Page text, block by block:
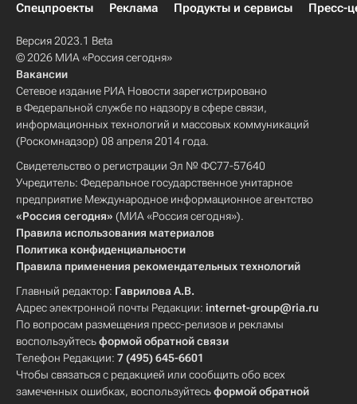
Спецпроекты
Реклама Продукты и сервисы Пресс-
Версия 2023.1 Beta
© 2026 МИА «Россия сегодня»
Вакансии
Сетевое издание РИА Новости зарегистрировано
в Федеральной службе по надзору в сфере связи,
информационных технологий и массовых коммуникаций
(Роскомнадзор) 08 апреля 2014 года.
Свидетельство о регистрации Эл № ФС77-57640
Учредитель: Федеральное государственное унитарное
предприятие Международное информационное агентство
«Россия сегодня» (МИА «Россия сегодня»).
Правила использования материалов
Политика конфиденциальности
Правила применения рекомендательных технологий
Главный редактор: Гаврилова А.В.
Адрес электронной почты Редакции: internet-group@ria.ru
По вопросам размещения пресс-релизов и рекламы
воспользуйтесьформой обратной связи
Телефон Редакции: 7 (495) 645-6601
Чтобы связаться с редакцией или сообщить обо всех
замеченных ошибках, воспользуйтесьформой обратной